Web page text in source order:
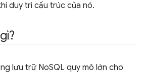
duy trì cấu trúc của nó.
lưu trữ NoSQL quy mô lớn cho